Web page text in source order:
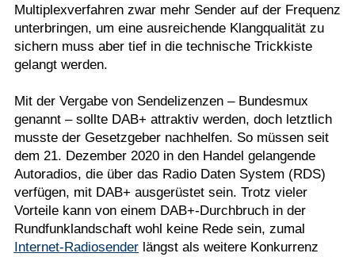
Multiplexverfahren zwar mehr Sender auf der Frequenz
unterbringen, um eine ausreichende Klangqualität zu
sichern muss aber tief in die technische Trickkiste
gelangt werden.
Mit der Vergabe von Sendelizenzen – Bundesmux
genannt – sollte DAB+ attraktiv werden, doch letztlich
musste der Gesetzgeber nachhelfen. So müssen seit
dem 21. Dezember 2020 in den Handel gelangende
Autoradios, die über das Radio Daten System (RDS)
verfügen, mit DAB+ ausgerüstet sein. Trotz vieler
Vorteile kann von einem DAB+-Durchbruch in der
Rundfunklandschaft wohl keine Rede sein, zumal
Internet-Radiosenderlängst als weitere Konkurrenz